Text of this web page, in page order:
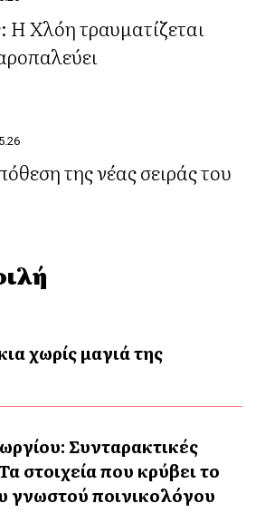
Η Χλόη τραυματίζεται
της νέας σειράς του
χωρίς μαγιά της
Συνταρακτικές
στοιχεία που κρύβει το
γνωστού ποινικολόγου